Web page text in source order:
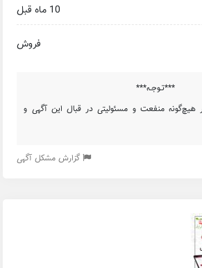
10 ماه قبل
فروش
***تـوجـه***
منفعت و مسئولیتی در قبال این آگهی و
گزارش مشکل آگهی